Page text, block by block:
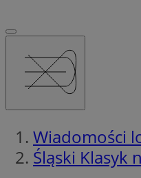
Wiadomości
Śląski Klasyk